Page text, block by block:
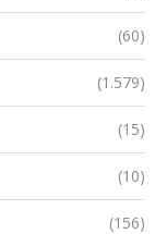
(60)
(1.579)
(15)
(10)
(156)